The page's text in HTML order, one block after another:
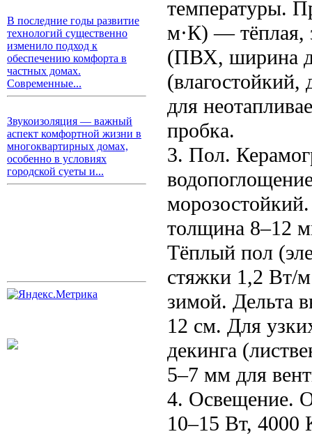
В последние годы развитие
технологий существенно
изменило подход к
обеспечению комфорта в
частных домах.
Современные...
Звукоизоляция — важный
аспект комфортной жизни в
многоквартирных домах,
особенно в условиях
городской суеты и...
температуры.
м·К) — тёплая,
(ПВХ, ширина
(влагостойкий,
для
пробка.
3. Пол.
толщина 8–12
Тёплый пол
стяжки 1,2 Вт/
зимой. Дельта
12 см. Для
декинга
5–7 мм для
4. Освещение.
10–15 Вт, 4000